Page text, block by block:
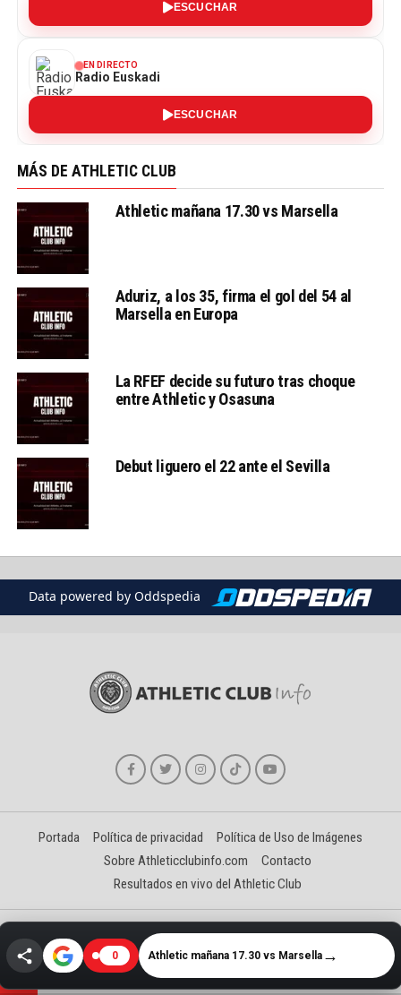
ESCUCHAR
EN DIRECTO
Radio Euskadi
ESCUCHAR
MÁS DE ATHLETIC CLUB
Athletic mañana 17.30 vs Marsella
Aduriz, a los 35, firma el gol del 54 al
Marsella en Europa
La RFEF decide su futuro tras choque
entre Athletic y Osasuna
Debut liguero el 22 ante el Sevilla
Data powered by Oddspedia
Portada Política de privacidad
Política de Uso de Imágenes
Sobre Athleticclubinfo.com
Contacto
Resultados en vivo del Athletic Club
Creado y gestionado por David Benéitez Landeta
0 Athletic mañana 17.30 vs Marsella →